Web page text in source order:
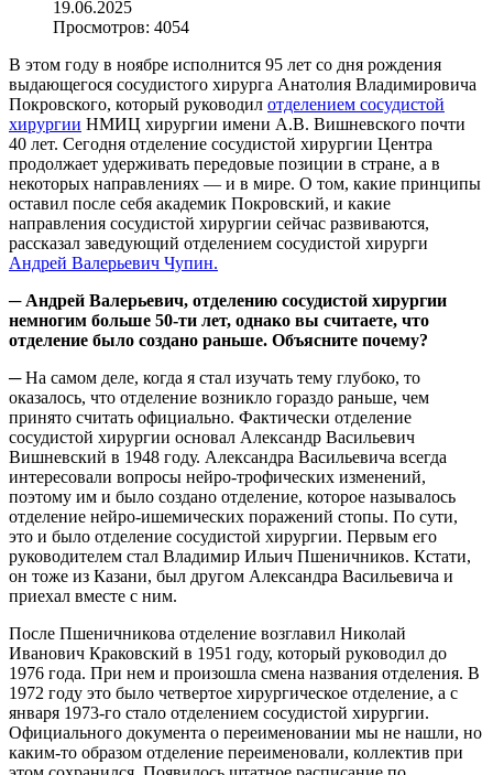
19.06.2025
Просмотров: 4054
В этом году в ноябре исполнится 95 лет со дня рождения
выдающегося сосудистого хирурга Анатолия Владимировича
Покровского, который руководил отделением сосудистой
хирургии НМИЦ хирургии имени А.В. Вишневского почти
40 лет. Сегодня отделение сосудистой хирургии Центра
продолжает удерживать передовые позиции в стране, а в
некоторых направлениях — и в мире. О том, какие принципы
оставил после себя академик Покровский, и какие
направления сосудистой хирургии сейчас развиваются,
рассказал заведующий отделением сосудистой хирурги
Андрей Валерьевич Чупин.
─ Андрей Валерьевич, отделению сосудистой хирургии
немногим больше 50-ти лет, однако вы считаете, что
отделение было создано раньше. Объясните почему?
─ На самом деле, когда я стал изучать тему глубоко, то
оказалось, что отделение возникло гораздо раньше, чем
принято считать официально. Фактически отделение
сосудистой хирургии основал Александр Васильевич
Вишневский в 1948 году. Александра Васильевича всегда
интересовали вопросы нейро-трофических изменений,
поэтому им и было создано отделение, которое называлось
отделение нейро-ишемических поражений стопы. По сути,
это и было отделение сосудистой хирургии. Первым его
руководителем стал Владимир Ильич Пшеничников. Кстати,
он тоже из Казани, был другом Александра Васильевича и
приехал вместе с ним.
После Пшеничникова отделение возглавил Николай
Иванович Краковский в 1951 году, который руководил до
1976 года. При нем и произошла смена названия отделения. В
1972 году это было четвертое хирургическое отделение, а с
января 1973-го стало отделением сосудистой хирургии.
Официального документа о переименовании мы не нашли, но
каким-то образом отделение переименовали, коллектив при